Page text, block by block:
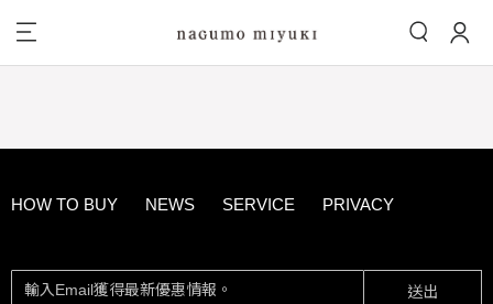
HOW TO BUY NEWS SERVICE PRIVACY
送出